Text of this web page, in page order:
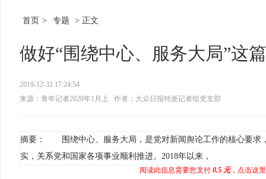
首页 > 专题 > 正文
做好“围绕中心、服务大局”这
2019-12-31 17:24:54
来源：青年记者2020年1月上
作者：大众日报特派记者组党支部
摘要： 围绕中心、服务大局，是党对新闻舆论工作的核心要求
实，关系党和国家各项事业顺利推进。2018年以来，
阅读此信息需要您支付 0.5 元，点击这